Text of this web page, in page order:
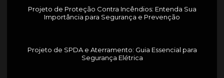
Projeto de Proteção Contra Incêndios: Entenda Sua
Importância para Segurança e Prevenção
Projeto de SPDA e Aterramento: Guia Essencial para
Segurança Elétrica